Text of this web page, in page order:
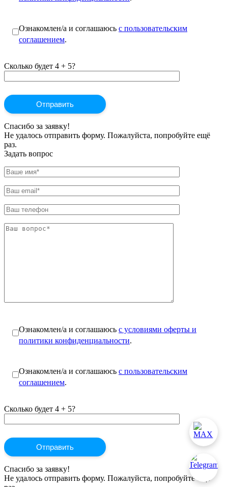
Ознакомлен/а и соглашаюсь с пользовательским
соглашением.
Сколько будет 4 + 5?
Спасибо за заявку!
Не удалось отправить форму. Пожалуйста, попробуйте ещё
раз.
Задать вопрос
Ознакомлен/а и соглашаюсь с условиями оферты и
политики конфиденциальности.
Ознакомлен/а и соглашаюсь с пользовательским
соглашением.
Сколько будет 4 + 5?
Спасибо за заявку!
Не удалось отправить форму. Пожалуйста, попробуйте ещё